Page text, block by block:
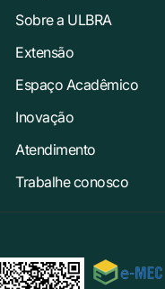
Sobre a ULBRA
Extensão
Espaço Acadêmico
Inovação
Atendimento
Trabalhe conosco